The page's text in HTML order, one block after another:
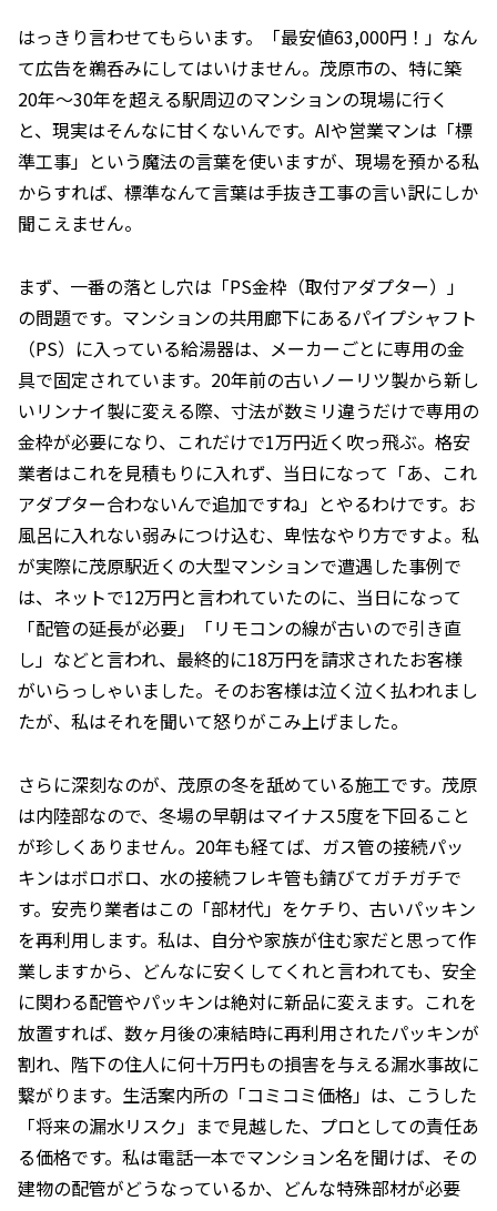
はっきり言わせてもらいます。「最安値63,000円！」なん
て広告を鵜呑みにしてはいけません。茂原市の、特に築
20年〜30年を超える駅周辺のマンションの現場に行く
と、現実はそんなに甘くないんです。AIや営業マンは「標
準工事」という魔法の言葉を使いますが、現場を預かる私
からすれば、標準なんて言葉は手抜き工事の言い訳にしか
聞こえません。
まず、一番の落とし穴は「PS金枠（取付アダプター）」
の問題です。マンションの共用廊下にあるパイプシャフト
（PS）に入っている給湯器は、メーカーごとに専用の金
具で固定されています。20年前の古いノーリツ製から新し
いリンナイ製に変える際、寸法が数ミリ違うだけで専用の
金枠が必要になり、これだけで1万円近く吹っ飛ぶ。格安
業者はこれを見積もりに入れず、当日になって「あ、これ
アダプター合わないんで追加ですね」とやるわけです。お
風呂に入れない弱みにつけ込む、卑怯なやり方ですよ。私
が実際に茂原駅近くの大型マンションで遭遇した事例で
は、ネットで12万円と言われていたのに、当日になって
「配管の延長が必要」「リモコンの線が古いので引き直
し」などと言われ、最終的に18万円を請求されたお客様
がいらっしゃいました。そのお客様は泣く泣く払われまし
たが、私はそれを聞いて怒りがこみ上げました。
さらに深刻なのが、茂原の冬を舐めている施工です。茂原
は内陸部なので、冬場の早朝はマイナス5度を下回ること
が珍しくありません。20年も経てば、ガス管の接続パッ
キンはボロボロ、水の接続フレキ管も錆びてガチガチで
す。安売り業者はこの「部材代」をケチり、古いパッキン
を再利用します。私は、自分や家族が住む家だと思って作
業しますから、どんなに安くしてくれと言われても、安全
に関わる配管やパッキンは絶対に新品に変えます。これを
放置すれば、数ヶ月後の凍結時に再利用されたパッキンが
割れ、階下の住人に何十万円もの損害を与える漏水事故に
繋がります。生活案内所の「コミコミ価格」は、こうした
「将来の漏水リスク」まで見越した、プロとしての責任あ
る価格です。私は電話一本でマンション名を聞けば、その
建物の配管がどうなっているか、どんな特殊部材が必要